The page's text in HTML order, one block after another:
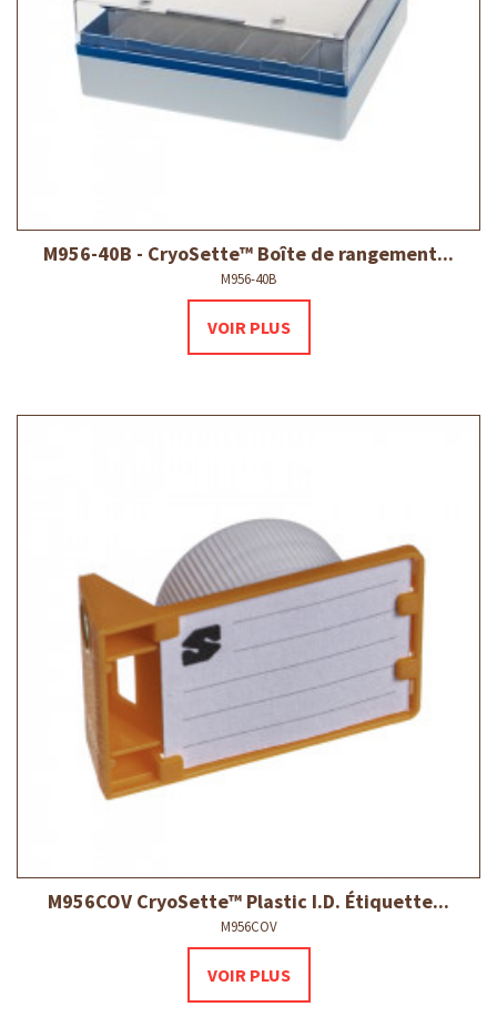
M956-40B - CryoSette™ Boîte de rangement...
M956-40B
VOIR PLUS
M956COV CryoSette™ Plastic I.D. Étiquette...
M956COV
VOIR PLUS